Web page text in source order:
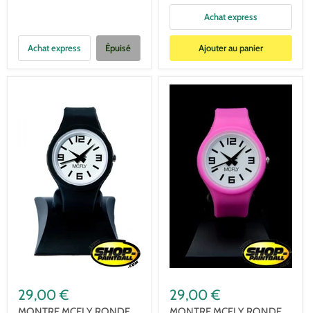
Achat express Épuisé
Achat express
Ajouter au panier
29,00 € 29,00 €